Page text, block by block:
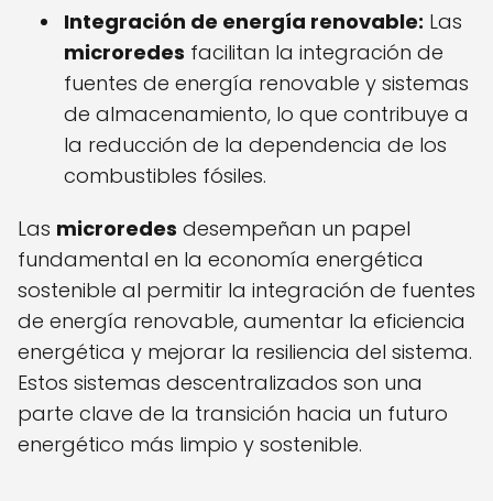
Integración de energía renovable: Las
microredes facilitan la integración de
fuentes de energía renovable y sistemas
de almacenamiento, lo que contribuye a
la reducción de la dependencia de los
combustibles fósiles.
Las microredes desempeñan un papel
fundamental en la economía energética
sostenible al permitir la integración de fuentes
de energía renovable, aumentar la eficiencia
energética y mejorar la resiliencia del sistema.
Estos sistemas descentralizados son una
parte clave de la transición hacia un futuro
energético más limpio y sostenible.